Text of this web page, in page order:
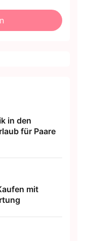
in den
für Paare
mit